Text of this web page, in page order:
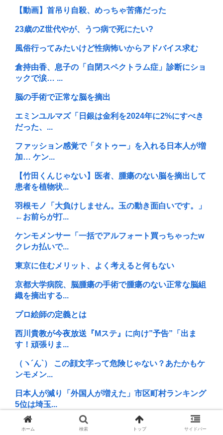
【動画】首吊り自殺、めっちゃ苦痛だった
23歳のZ世代やが、うつ病で死にたい?
風俗行ってみたいけど性病怖いからアドバイス求む
倉持由香、息子の「自閉スペクトラム症」診断にショ
ックで涙… ...
脳の手術で正常な脳を摘出
エミンユルマズ「日銀は金利を2024年に2%にすべき
だった、...
ファッション感覚で「タトゥー」を入れる日本人が増
加… ケン...
【竹田くんじゃない】医者、腫瘍のない脳を摘出して
患者を植物状...
羽根モノ「大負けしません。玉の動き面白いです。」
←お前らが打...
ケンモメンサー「一括でアルフォート買っちゃったw
クレカ払いで...
東京に住むメリット、よく考えると何もない
京都大学病院、脳腫瘍の手術で腫瘍のない正常な脳組
織を摘出する...
プロ絵師の定義とは
西川貴教が今夜放送『Mステ』に向け”予告”「出ま
す！頑張りま...
（ヽ´ん`） この顔文字って危険じゃない？あたかもケ
ンモメン...
日本人が減り「外国人が増えた」市区町村ランキング
5位は埼玉...
ワイ統失障がい者雇用で3年バイトするも辞める事を
ホーム 検索 トップ サイドバー